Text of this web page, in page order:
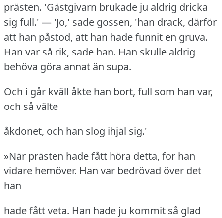
prästen. 'Gästgivarn brukade ju aldrig dricka
sig full.' — 'Jo,' sade gossen, 'han drack, därför
att han påstod, att han hade funnit en gruva.
Han var så rik, sade han. Han skulle aldrig
behöva göra annat än supa.
Och i går kväll åkte han bort, full som han var,
och så välte
åkdonet, och han slog ihjäl sig.'
»När prästen hade fått höra detta, for han
vidare hemöver. Han var bedrövad över det
han
hade fått veta. Han hade ju kommit så glad